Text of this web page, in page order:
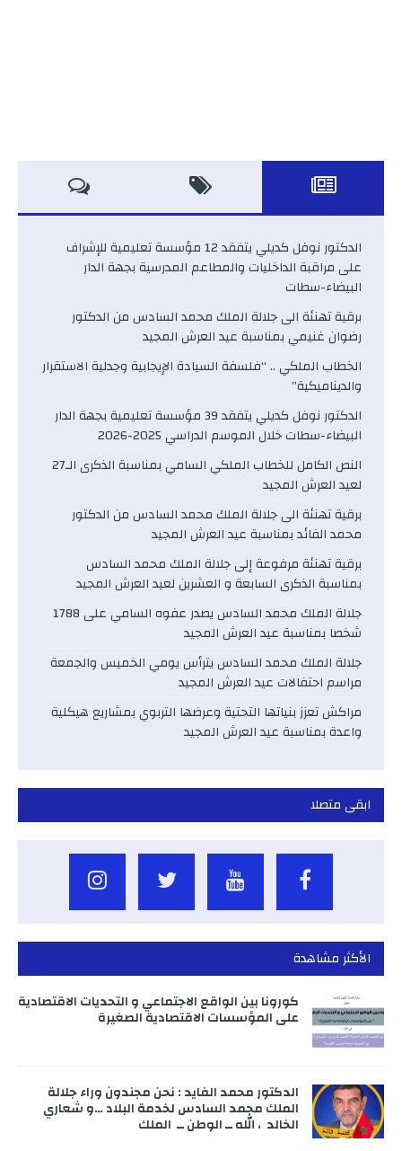
الدكتور نوفل كديلي يتفقد 12 مؤسسة تعليمية للإشراف
على مراقبة الداخليات والمطاعم المدرسية بجهة الدار
البيضاء-سطات
برقية تهنئة الى جلالة الملك محمد السادس من الدكتور
رضوان غنيمي بمناسبة عيد العرش المجيد
الخطاب الملكي .. “فلسفة السيادة الإيجابية وجدلية الاستقرار
والديناميكية”
الدكتور نوفل كديلي يتفقد 39 مؤسسة تعليمية بجهة الدار
البيضاء-سطات خلال الموسم الدراسي 2025-2026
النص الكامل للخطاب الملكي السامي بمناسبة الذكرى الـ27
لعيد العرش المجيد
برقية تهنئة الى جلالة الملك محمد السادس من الدكتور
محمد الفائد بمناسبة عيد العرش المجيد
برقية تهنئة مرفوعة إلى جلالة الملك محمد السادس
بمناسبة الذكرى السابعة و العشرين لعيد العرش المجيد
جلالة الملك محمد السادس يصدر عفوه السامي على 1788
شخصا بمناسبة عيد العرش المجيد
جلالة الملك محمد السادس يترأس يومي الخميس والجمعة
مراسم احتفالات عيد العرش المجيد
مراكش تعزز بنياتها التحتية وعرضها التربوي بمشاريع هيكلية
واعدة بمناسبة عيد العرش المجيد
ابقى متصلا
الأكثر مشاهدة
كورونا بين الواقع الاجتماعي و التحديات الاقتصادية
على المؤسسات الاقتصادية الصغيرة
الدكتور محمد الفايد : نحن مجندون وراء جلالة
الملك محمد السادس لخدمة البلاد …و شعاري
الخالد ، الله ــ الوطن ــ الملك